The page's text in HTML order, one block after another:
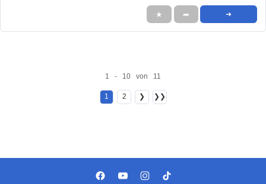
★ ➦ ➜
1 - 10 von 11
1 2 ❯ ❯❯